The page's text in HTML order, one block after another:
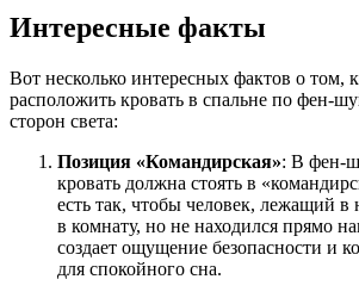
Интересные факты
Вот несколько интересных фактов о том,
расположить кровать в спальне по фен-
сторон света:
Позиция «Командирская»: В фен-
кровать должна стоять в
есть так, чтобы человек, лежащий в
в комнату, но не находился прямо
создает ощущение безопасности и
для спокойного сна.